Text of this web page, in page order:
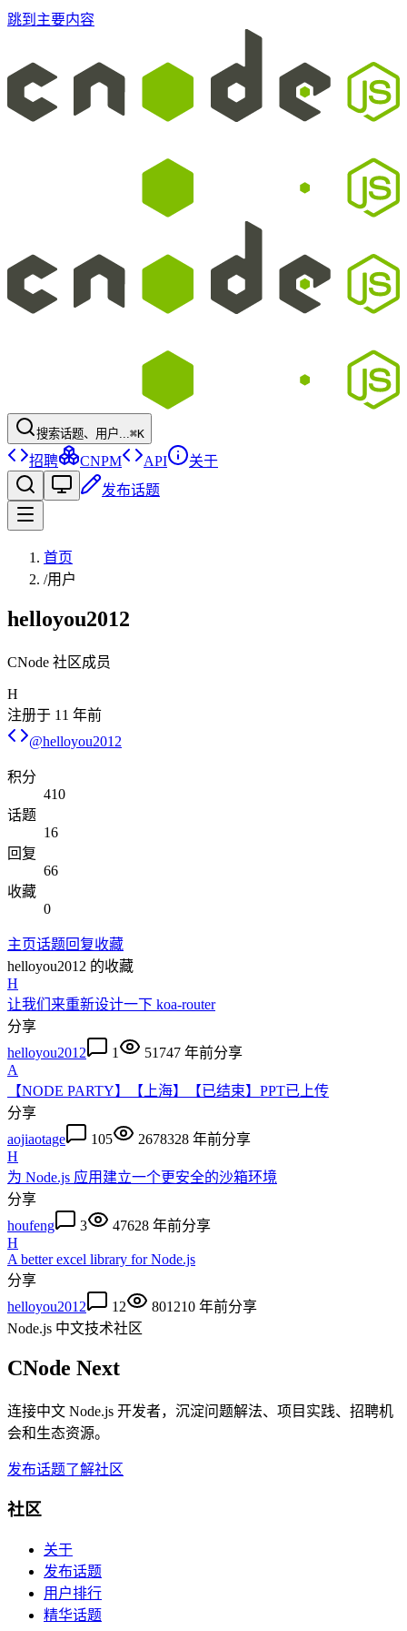
跳到主要内容
搜索话题、用户...⌘K
招聘 CNPM API
关于
发布话题
首页
/用户
helloyou2012
CNode 社区成员
H
注册于 11 年前
@helloyou2012
积分
410
话题
16
回复
66
收藏
0
主页话题回复收藏
helloyou2012 的收藏
H
让我们来重新设计一下 koa-router
分享
helloyou2012
1 51747 年前分享
A
【NODE PARTY】【上海】【已结束】PPT已上传
分享
aojiaotage
105 2678328 年前分享
H
为 Node.js 应用建立一个更安全的沙箱环境
分享
houfeng
3 47628 年前分享
H
A better excel library for Node.js
分享
helloyou2012
12 801210 年前分享
Node.js 中文技术社区
CNode Next
连接中文 Node.js 开发者，沉淀问题解法、项目实践、招聘机
会和生态资源。
发布话题了解社区
社区
关于
发布话题
用户排行
精华话题